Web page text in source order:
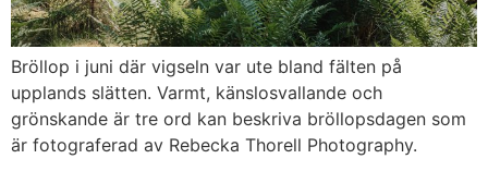
Bröllop i juni där vigseln var ute bland fälten på
upplands slätten. Varmt, känslosvallande och
grönskande är tre ord kan beskriva bröllopsdagen som
är fotograferad av Rebecka Thorell Photography.